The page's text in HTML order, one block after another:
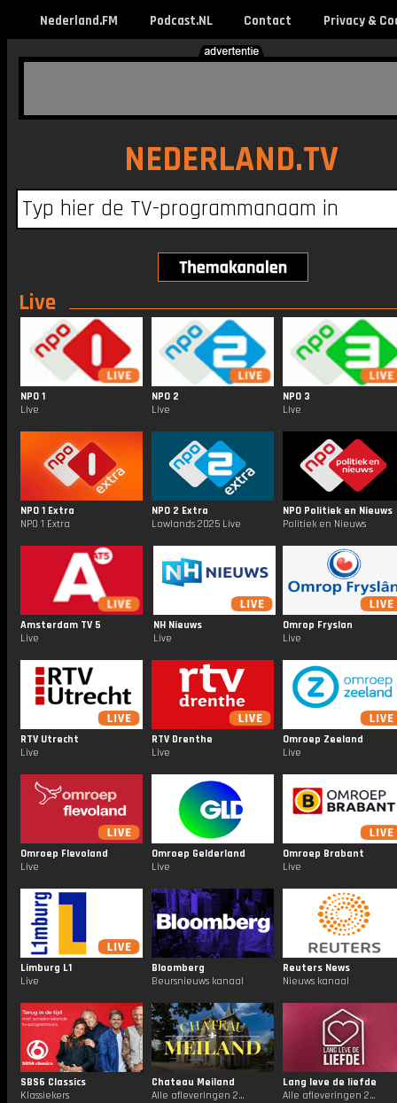
Nederland.FM Podcast.NL Contact Privacy &
NEDERLAND.TV
Live
NPO 1
Live
NPO 2
Live
NPO 3
Live
NPO 1 Extra
NPO 1 Extra
NPO 2 Extra
Lowlands 2025 Live
NPO Politiek en Nieuws
Politiek en Nieuws
Amsterdam TV 5
Live
NH Nieuws
Live
Omrop Fryslan
Live
RTV Utrecht
Live
RTV Drenthe
Live
Omroep Zeeland
Live
Omroep Flevoland
Live
Omroep Gelderland
Live
Omroep Brabant
Live
Limburg L1
Live
Bloomberg
Beursnieuws kanaal
Reuters News
Nieuws kanaal
SBS6 Classics
Klassiekers
Chateau Meiland
Alle afleveringen 24/7
Lang leve de liefde
Alle afleveringen 24/7